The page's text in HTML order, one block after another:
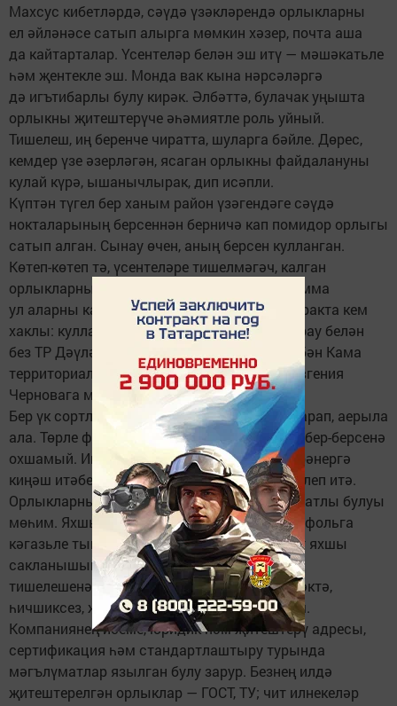
Махсус кибетләрдә, сәүдә үзәкләрендә орлыкларны
ел әйләнәсе сатып алырга мөмкин хәзер, почта аша
да кайтарталар. Үсентеләр белән эш итү — мәшәкатьле
һәм җентекле эш. Монда вак кына нәрсәләргә
дә игътибарлы булу кирәк. Әлбәттә, булачак уңышта
орлыкны җитештерүче әһәмиятле роль уйный.
Тишелеш, иң беренче чиратта, шуларга бәйле. Дөрес,
кемдер үзе әзерләгән, ясаган орлыкны файдалануны
кулай күрә, ышанычлырак, дип исәпли.
Күптән түгел бер ханым район үзәгендәге сәүдә
нокталарының берсеннән берничә кап помидор орлыгы
сатып алган. Сынау өчен, аның берсен кулланган.
Көтеп-көтеп тә, үсентеләре тишелмәгәч, калган
орлыкларны сатучыга кире алып килгән. Әмма
ул аларны кабул итүдән баш тарткан. Бу очракта кем
хаклы: кулланучымы, сатучымы? Әлеге сорау белән
без ТР Дәүләт алкоголь инспекциясенең Түбән Кама
территориаль органы бүлеге начальнигы Евгения
Черновага мөрәҗәгать иттек.
Бер үк сортлы үсемлек, җитештерүчесенә карап, аерыла
ала. Төрле фирма орлыгы сыйфаты буенча бер-берсенә
охшамый. Иң беренче чиратта, төргәкне өйрәнергә
киңәш итәбез. Янып торган төргәк үзенә җәлеп итә.
Орлыкларның сакланышы өчен аның сыйфатлы булуы
мөһим. Яхшы итеп ябыштырылган җөйләр, фольга
кәгазьле тышлык продукциянең озак вакыт яхшы
сакланышын тәэмин итәчәк һәм орлыкның
тишелешенә начар тәэсир ясамаячак. Төргәктә,
һичшиксез, җитештерүче күрсәтелергә тиеш.
Компаниянең исеме, юридик һәм җитештерү адресы,
сертификация һәм стандартлаштыру турында
мәгълүматлар язылган булу зарур. Безнең илдә
җитештерелгән орлыклар — ГОСТ, ТУ; чит илнекеләр